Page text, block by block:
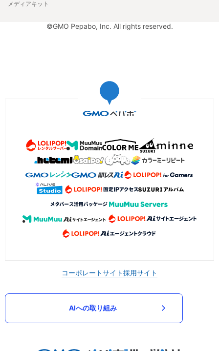
メディアキット
©GMO Pepabo, Inc. All rights reserved.
コーポレートサイト採用サイト
AIへの取り組み